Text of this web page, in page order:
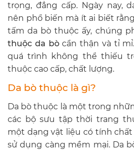
trọng, đẳng cấp. Ngày nay,
nên phổ biến mà ít ai biết
tấm da bò thuộc ấy, chúng
thuộc da bòcẩn thận và tỉ mỉ.
quá trình không thể thiếu
thuộc cao cấp, chất lượng.
Da bò thuộc là gì?
Da bò thuộc là một trong
các bộ sưu tập thời trang
một dạng vật liệu có tính chất
sử dụng càng mềm mại. Da